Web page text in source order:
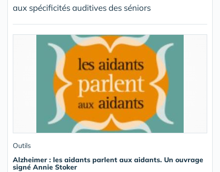
aux spécificités auditives des séniors
Outils
Alzheimer : les aidants parlent aux aidants. Un ouvrage
signé Annie Stoker